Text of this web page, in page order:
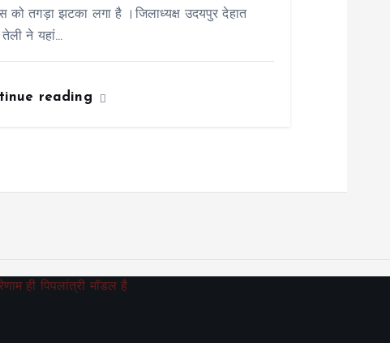
को तगड़ा झटका लगा है ।जिलाध्यक्ष उदयपुर देहात
तेली ने यहां…
reading